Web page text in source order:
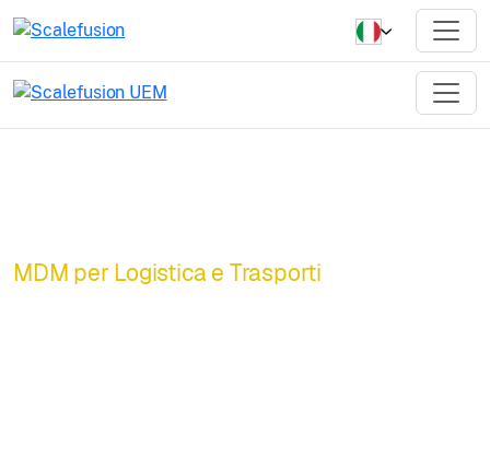
MDM per Logistica e Trasporti